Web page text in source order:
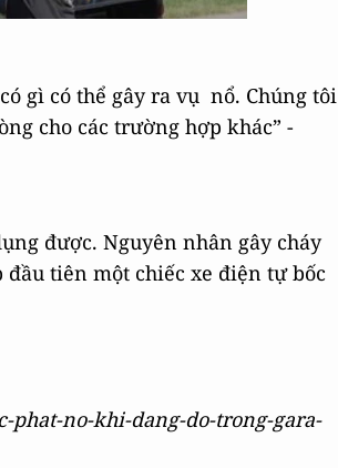
gì có thể gây ra vụ nổ. Chúng tôi
cho các trường hợp khác” -
được. Nguyên nhân gây cháy
tiên một chiếc xe điện tự bốc
phat-no-khi-dang-do-trong-gara-